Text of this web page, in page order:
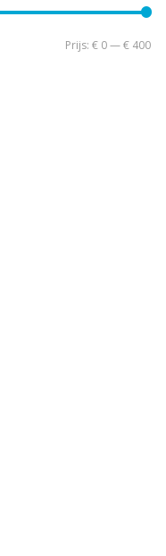
Prijs: € 0—€ 400